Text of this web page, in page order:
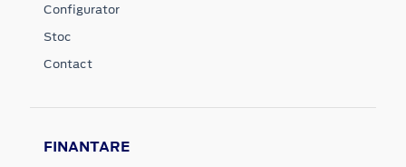
Configurator
Stoc
Contact
FINANTARE